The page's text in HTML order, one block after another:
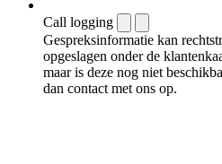
Call logging
Gespreksinformatie kan
opgeslagen onder de
maar is deze nog niet
dan contact met ons op.